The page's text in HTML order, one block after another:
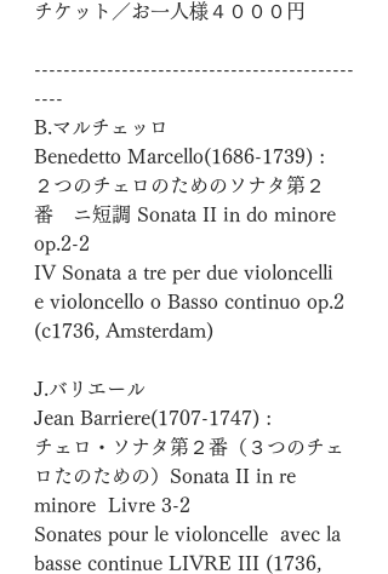
チケット／お一人様４０００円
--------------------------------------------
----
B.マルチェッロ
Benedetto Marcello(1686-1739) :
２つのチェロのためのソナタ第２
番　ニ短調 Sonata II in do minore
op.2-2
IV Sonata a tre per due violoncelli
e violoncello o Basso continuo op.2
(c1736, Amsterdam)
J.バリエール
Jean Barriere(1707-1747) :
チェロ・ソナタ第２番（３つのチェ
ロたのための）Sonata II in re
minore  Livre 3-2
Sonates pour le violoncelle  avec la
basse continue LIVRE III (1736,